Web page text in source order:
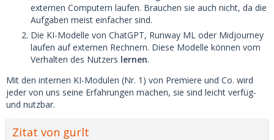
externen Computern laufen. Brauchen sie auch nicht, da die
Aufgaben meist einfacher sind.
Die KI-Modelle von ChatGPT, Runway ML oder Midjourney
laufen auf externen Rechnern. Diese Modelle können vom
Verhalten des Nutzers lernen.
Mit den internen KI-Modulen (Nr. 1) von Premiere und Co. wird
jeder von uns seine Erfahrungen machen, sie sind leicht verfüg-
und nutzbar.
Zitat von gurlt